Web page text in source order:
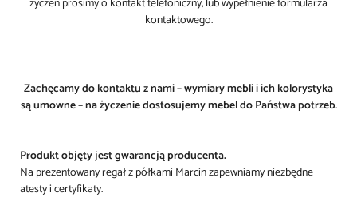
kontaktowego.
​Zachęcamy do kontaktu z nami – wymiary mebli i ich kolorystyka
są umowne – na życzenie dostosujemy mebel do Państwa potrzeb.
Produkt objęty jest gwarancją producenta.
Na prezentowany regał z półkami Marcin zapewniamy niezbędne
atesty i certyfikaty.